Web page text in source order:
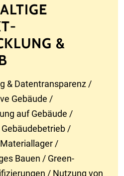
&
& Datentransparenz /
Gebäude /
auf Gebäude /
/
/
Bauen / Green-
/ Nutzung von